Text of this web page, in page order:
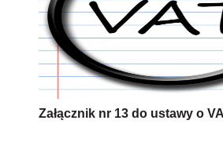
Załącznik nr 13 do ustawy o